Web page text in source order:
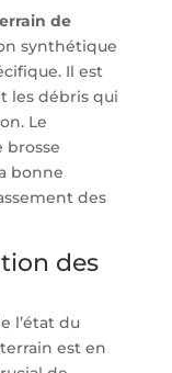
de
synthétique
Il est
les débris qui
Le
brosse
bonne
des
des
l’état du
est en